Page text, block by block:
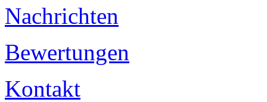
Nachrichten
Bewertungen
Kontakt